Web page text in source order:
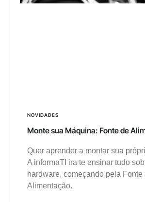
NOVIDADES
Monte sua Máquina: Fonte de
Quer aprender a montar sua
A informaTI ira te ensinar tudo
hardware, começando pela Fonte
Alimentação.